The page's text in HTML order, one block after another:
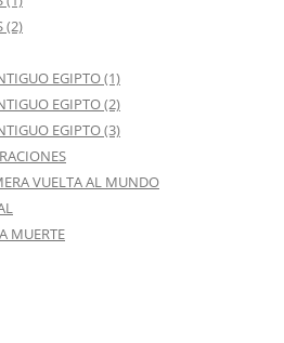
(2)
EGIPTO (1)
EGIPTO (2)
EGIPTO (3)
VUELTA AL MUNDO
MUERTE